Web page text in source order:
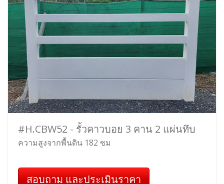
#H.CBW52 - รั้วคาวบอย 3 คาน 2 แผ่นทึบ
ความสูงจากพื้นดิน 182 ซม
สอบถาม และประเมินราคา